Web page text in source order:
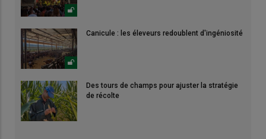
Canicule : les éleveurs redoublent d'ingéniosité
Des tours de champs pour ajuster la stratégie
de récolte